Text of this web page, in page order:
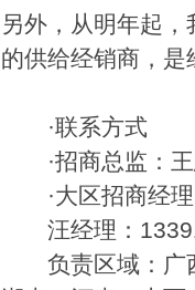
另外，从明年起
的供给经销商，
·联系方式
·招商总监：
·大区招商经
汪经理：
负责区域：广西